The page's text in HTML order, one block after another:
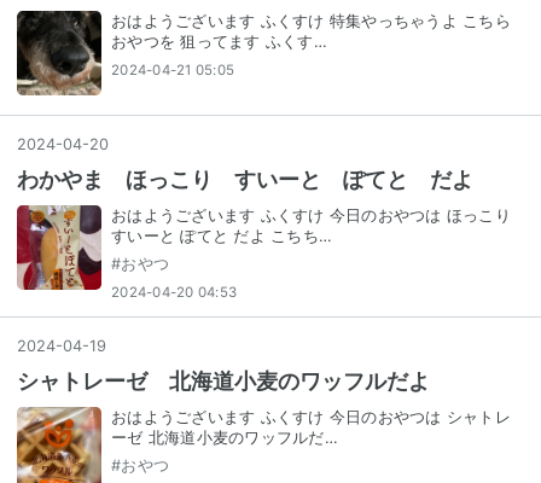
おはようございます ふくすけ 特集やっちゃうよ こちら
おやつを 狙ってます ふくす…
2024-04-21 05:05
2024-04-20
わかやま ほっこり すいーと ぽてと だよ
おはようございます ふくすけ 今日のおやつは ほっこり
すいーと ぽてと だよ こちち…
#おやつ
2024-04-20 04:53
2024-04-19
シャトレーゼ 北海道小麦のワッフルだよ
おはようございます ふくすけ 今日のおやつは シャトレ
ーゼ 北海道小麦のワッフルだ…
#おやつ